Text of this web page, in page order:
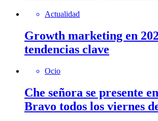
Actualidad
Growth marketing en
tendencias clave
Ocio
Che señora se presente
Bravo todos los viernes